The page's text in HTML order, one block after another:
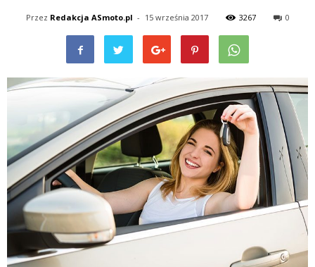
Przez Redakcja ASmoto.pl - 15 września 2017 3267 0